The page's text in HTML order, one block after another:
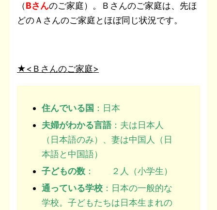
（Bさんのご家庭）。Ｂさんのご家庭は、先ほ
どのＡさんのご家庭とほぼ同じ状況です。
★<Ｂさんのご家庭>
住んでいる国 ：日本
夫婦がわかる言語：夫は日本人
（日本語のみ）、妻は中国人（日
本語と中国語）
子どもの数 ： ２人（小学生）
通っている学校 ：日本の一般的な
学校。子どもたちは日本生まれの